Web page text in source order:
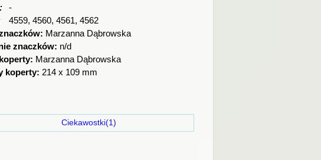
-
4559, 4560, 4561, 4562
Marzanna Dąbrowska
znaczków: n/d
Marzanna Dąbrowska
koperty: 214 x 109 mm
Ciekawostki(1)